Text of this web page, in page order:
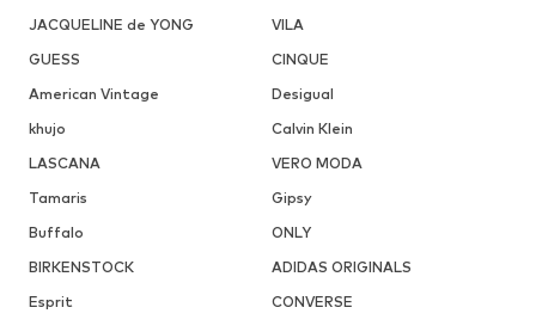
JACQUELINE de YONG
VILA
GUESS
CINQUE
American Vintage
Desigual
khujo
Calvin Klein
LASCANA
VERO MODA
Tamaris
Gipsy
Buffalo
ONLY
BIRKENSTOCK
ADIDAS ORIGINALS
Esprit
CONVERSE